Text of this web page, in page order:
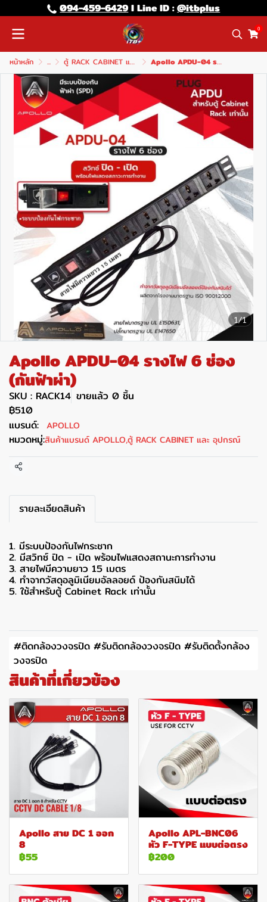
094-459-6429l Line lD :@itbplus
0
หน้าหลัก ... ตู้ RACK CABINET และ อุปกรณ์ Apollo APDU-04 รางไฟ 6 ช่อง (กันฟ้าผ่า)
1/1
Apollo APDU-04 รางไฟ 6 ช่อง
(กันฟ้าผ่า)
SKU : RACK14 ขายแล้ว 0 ชิ้น
฿510
แบรนด์: APOLLO
หมวดหมู่:สินค้าแบรนด์ APOLLO,ตู้ RACK CABINET และ อุปกรณ์
แชร์
รายละเอียดสินค้า
1. มีระบบป้องกันไฟกระชาก
2. มีสวิทซ์ ปิด - เปิด พร้อมไฟแสดงสถานะการทำงาน
3. สายไฟมีความยาว 15 เมตร
4. ทำจากวัสดุอลูมิเนียมอัลลอยด์ ป้องกันสนิมได้
5. ใช้สำหรับตู้ Cabinet Rack เท่านั้น
#ติดกล้องวงจรปิด #รับติดกล้องวงจรปิด #รับติดตั้งกล้อง
วงจรปิด
สินค้าที่เกี่ยวข้อง
Apollo สาย DC 1 ออก
8
฿55
Apollo APL-BNC06
หัว F-TYPE แบบต่อตรง
฿200